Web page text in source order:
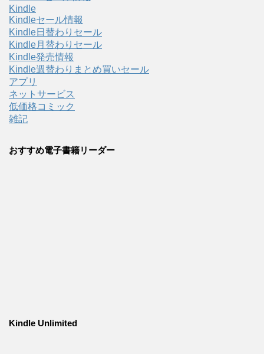
Kindle
Kindleセール情報
Kindle日替わりセール
Kindle月替わりセール
Kindle発売情報
Kindle週替わりまとめ買いセール
アプリ
ネットサービス
低価格コミック
雑記
おすすめ電子書籍リーダー
Kindle Unlimited